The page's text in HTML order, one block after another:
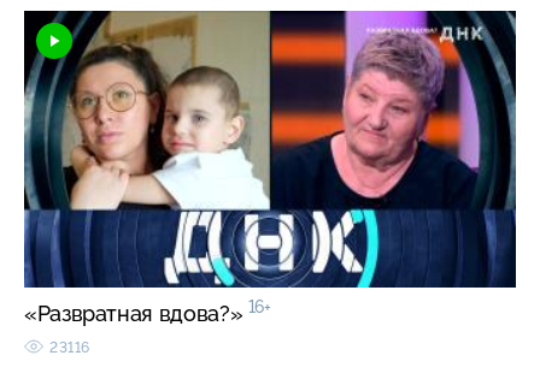
«Развратная вдова?» 16+
23116